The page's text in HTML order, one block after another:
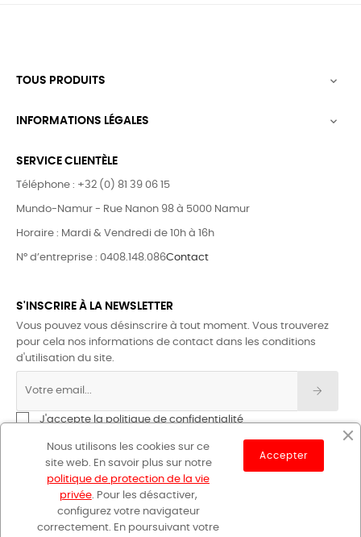
TOUS PRODUITS 
INFORMATIONS LÉGALES 
SERVICE CLIENTÈLE
Téléphone : +32 (0) 81 39 06 15
Mundo-Namur - Rue Nanon 98 à 5000 Namur
Horaire : Mardi & Vendredi de 10h à 16h
N° d’entreprise : 0408.148.086Contact
S'INSCRIRE À LA NEWSLETTER
Vous pouvez vous désinscrire à tout moment. Vous trouverez
pour cela nos informations de contact dans les conditions
d'utilisation du site.
J'accepte la politique de confidentialité
GR Sentiers © 2023
Nous utilisons les cookies sur ce
site web. En savoir plus sur notre
politique de protection de la vie
privée. Pour les désactiver,
configurez votre navigateur
correctement. En poursuivant votre
Accepter